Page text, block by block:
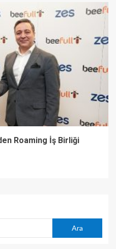
Roaming İş Birliği
Ara